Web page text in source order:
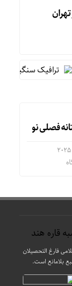
ترافیک سنگین در
فصلی نو
فارغ التحصیلان
بلامانع است.